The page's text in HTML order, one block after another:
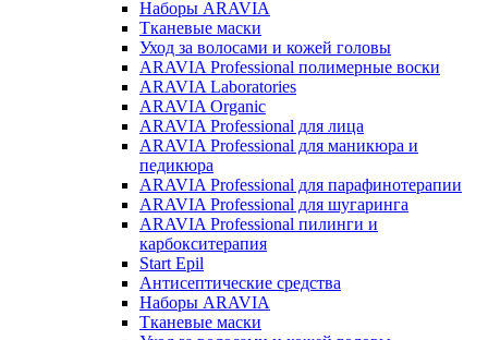
Наборы ARAVIA
Тканевые маски
Уход за волосами и кожей головы
ARAVIA Professional полимерные воски
ARAVIA Laboratories
ARAVIA Organic
ARAVIA Professional для лица
ARAVIA Professional для маникюра и
педикюра
ARAVIA Professional для парафинотерапии
ARAVIA Professional для шугаринга
ARAVIA Professional пилинги и
карбокситерапия
Start Epil
Антисептические средства
Наборы ARAVIA
Тканевые маски